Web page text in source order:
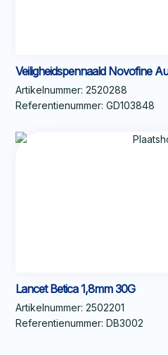
Veiligheidspennaald Novofine
Artikelnummer: 2520288
Referentienummer: GD103848
Lancet Betica 1,8mm 30G
Artikelnummer: 2502201
Referentienummer: DB3002